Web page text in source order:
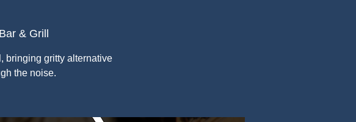
& Grill
bringing gritty alternative
the noise.